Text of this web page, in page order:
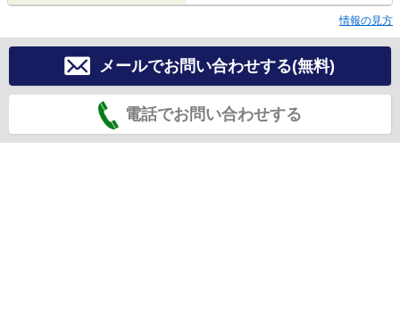
情報の見方
メールでお問い合わせする(無料)
電話でお問い合わせする